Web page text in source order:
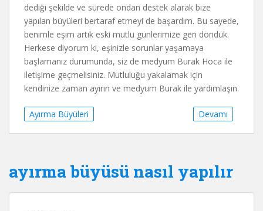
dediği şekilde ve sürede ondan destek alarak bize
yapılan büyüleri bertaraf etmeyi de başardım. Bu sayede,
benimle eşim artık eski mutlu günlerimize geri döndük.
Herkese diyorum ki, eşinizle sorunlar yaşamaya
başlamanız durumunda, siz de medyum Burak Hoca ile
iletişime geçmelisiniz. Mutluluğu yakalamak için
kendinize zaman ayırın ve medyum Burak ile yardımlaşın.
Devamı
Ayırma Büyüleri
ayırma büyüsü nasıl yapılır